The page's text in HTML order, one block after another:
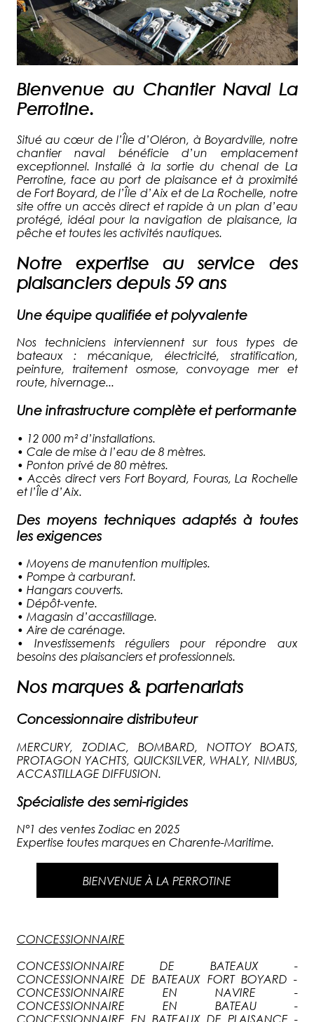
Bienvenue au Chantier Naval La
Perrotine.
Situé au cœur de l’Île d’Oléron, à Boyardville, notre
chantier naval bénéficie d’un emplacement
exceptionnel. Installé à la sortie du chenal de La
Perrotine, face au port de plaisance et à proximité
de Fort Boyard, de l’Île d’Aix et de La Rochelle, notre
site offre un accès direct et rapide à un plan d’eau
protégé, idéal pour la navigation de plaisance, la
pêche et toutes les activités nautiques.
Notre expertise au service des
plaisanciers depuis 59 ans
Une équipe qualifiée et polyvalente
Nos techniciens interviennent sur tous types de
bateaux : mécanique, électricité, stratification,
peinture, traitement osmose, convoyage mer et
route, hivernage...
Une infrastructure complète et performante
• 12 000 m² d’installations.
• Cale de mise à l’eau de 8 mètres.
• Ponton privé de 80 mètres.
• Accès direct vers Fort Boyard, Fouras, La Rochelle
et l’Île d’Aix.
Des moyens techniques adaptés à toutes
les exigences
• Moyens de manutention multiples.
• Pompe à carburant.
• Hangars couverts.
• Dépôt-vente.
• Magasin d’accastillage.
• Aire de carénage.
•
Investissements réguliers pour répondre aux
besoins des plaisanciers et professionnels.
Nos marques & partenariats
Concessionnaire distributeur
MERCURY, ZODIAC, BOMBARD, NOTTOY BOATS,
PROTAGON YACHTS, QUICKSILVER, WHALY, NIMBUS,
ACCASTILLAGE DIFFUSION.
Spécialiste des semi-rigides
N°1 des ventes Zodiac en 2025
Expertise toutes marques en Charente-Maritime.
BIENVENUE À LA PERROTINE
CONCESSIONNAIRE
CONCESSIONNAIRE DE BATEAUX -
CONCESSIONNAIRE DE BATEAUX FORT BOYARD -
CONCESSIONNAIRE EN NAVIRE -
CONCESSIONNAIRE EN BATEAU -
CONCESSIONNAIRE EN BATEAUX DE PLAISANCE -